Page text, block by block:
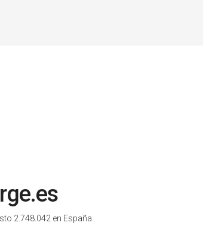
2.748.042 en España.